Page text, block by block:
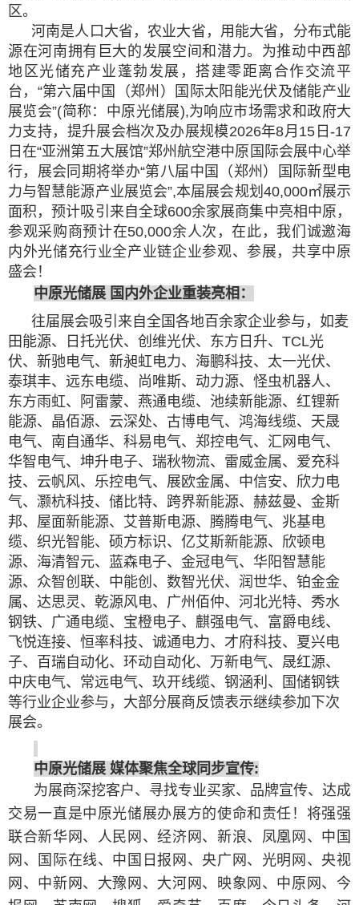
区。
河南是人口大省，农业大省，用能大省，分布式能
源在河南拥有巨大的发展空间和潜力。为推动中西部
地区光储充产业蓬勃发展，搭建零距离合作交流平
台，“第六届中国（郑州）国际太阳能光伏及储能产业
展览会”(简称：中原光储展),为响应市场需求和政府大
力支持，提升展会档次及办展规模2026年8月15日-17
日在“亚洲第五大展馆”郑州航空港中原国际会展中心举
行，展会同期将举办“第八届中国（郑州）国际新型电
力与智慧能源产业展览会”,本届展会规划40,000㎡展示
面积，预计吸引来自全球600余家展商集中亮相中原，
参观采购商预计在50,000余人次，在此，我们诚邀海
内外光储充行业全产业链企业参观、参展，共享中原
盛会！
中原光储展 国内外企业重装亮相 ：
往届展会吸引来自全国各地百余家企业参与，如麦
田能源、日托光伏、创维光伏、东方日升、TCL光
伏、新驰电气、新昶虹电力、海鹏科技、太一光伏、
泰琪丰、远东电缆、尚唯斯、动力源、怪虫机器人、
东方雨虹、阿雷蒙、燕通电缆、池续新能源、红锂新
能源、晶佰源、云深处、古博电气、鸿海线缆、天晟
电气、南自通华、科易电气、郑控电气、汇网电气、
华智电气、坤升电子、瑞秋物流、雷威金属、爱充科
技、云帆风、乐控电气、展欧金属、中信安、欣力电
气、灏杭科技、储比特、跨界新能源、赫兹曼、金斯
邦、屋面新能源、艾普斯电源、腾腾电气、兆基电
缆、织光智能、硕方标识、亿艾斯新能源、欣顿电
源、海清智元、蓝森电子、金冠电气、华阳智慧能
源、众智创联、中能创、数智光伏、润世华、铂金金
属、达思灵、乾源风电、广州佰仲、河北光特、秀水
钢铁、广通电缆、宝橙电子、麒强电气、富爵电线、
飞悦连接、恒率科技、诚通电力、才府科技、夏兴电
子、百瑞自动化、环动自动化、万新电气、晟红源、
中庆电气、常远电气、玖开线缆、钢涵利、国储钢铁
等行业企业参与，大部分展商反馈表示继续参加下次
展会。
中原光储展 媒体聚焦全球同步宣传:
为展商深挖客户、寻找专业买家、品牌宣传、达成
交易一直是中原光储展办展方的使命和责任！将强强
联合新华网、人民网、经济网、新浪、凤凰网、中国
网、国际在线、中国日报网、央广网、光明网、央视
网、中新网、大豫网、大河网、映象网、中原网、今